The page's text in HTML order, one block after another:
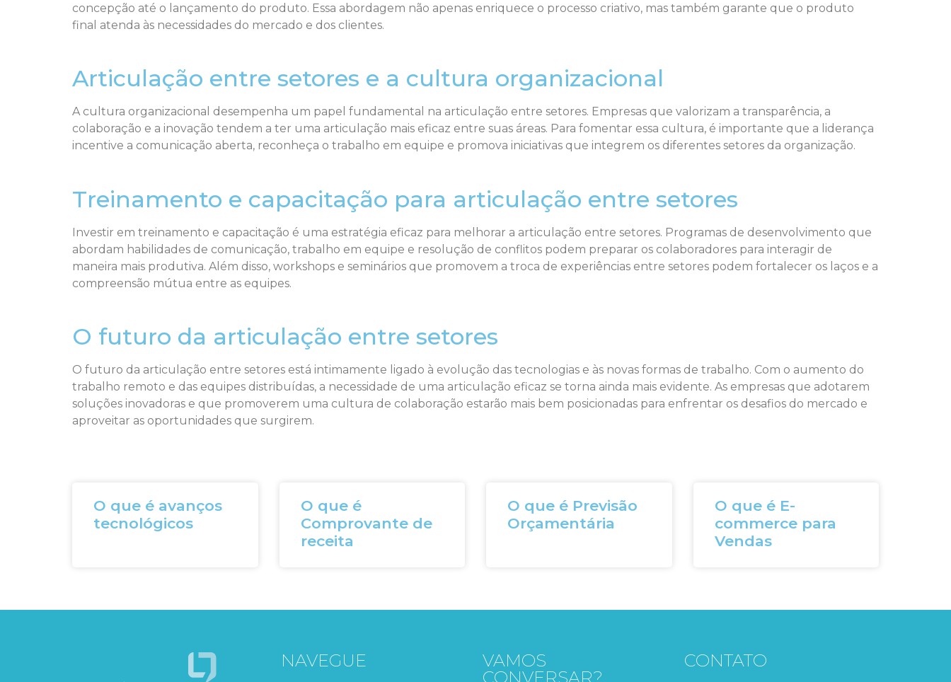
concepção até o lançamento do produto. Essa abordagem não apenas enriquece o processo criativo, mas também garante que o produto
final atenda às necessidades do mercado e dos clientes.
Articulação entre setores e a cultura organizacional
A cultura organizacional desempenha um papel fundamental na articulação entre setores. Empresas que valorizam a transparência, a
colaboração e a inovação tendem a ter uma articulação mais eficaz entre suas áreas. Para fomentar essa cultura, é importante que a liderança
incentive a comunicação aberta, reconheça o trabalho em equipe e promova iniciativas que integrem os diferentes setores da organização.
Treinamento e capacitação para articulação entre setores
Investir em treinamento e capacitação é uma estratégia eficaz para melhorar a articulação entre setores. Programas de desenvolvimento que
abordam habilidades de comunicação, trabalho em equipe e resolução de conflitos podem preparar os colaboradores para interagir de
maneira mais produtiva. Além disso, workshops e seminários que promovem a troca de experiências entre setores podem fortalecer os laços e a
compreensão mútua entre as equipes.
O futuro da articulação entre setores
O futuro da articulação entre setores está intimamente ligado à evolução das tecnologias e às novas formas de trabalho. Com o aumento do
trabalho remoto e das equipes distribuídas, a necessidade de uma articulação eficaz se torna ainda mais evidente. As empresas que adotarem
soluções inovadoras e que promoverem uma cultura de colaboração estarão mais bem posicionadas para enfrentar os desafios do mercado e
aproveitar as oportunidades que surgirem.
O que é avanços
tecnológicos
O que é
Comprovante de
receita
O que é Previsão
Orçamentária
O que é E-
commerce para
Vendas
NAVEGUE
VAMOS
CONVERSAR?
CONTATO